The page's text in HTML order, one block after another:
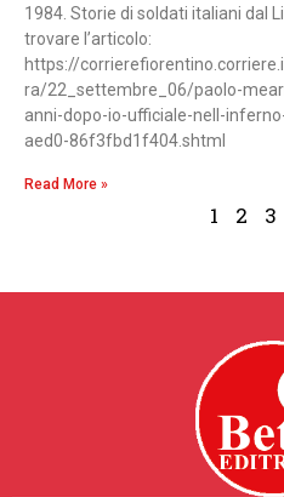
1984. Storie di soldati italiani dal
trovare l’articolo:
https://
ra/22_settembre_06/paolo-
anni-dopo-io-ufficiale-nell-
aed0-86f3fbd1f404.shtml
Read More »
1 2 3